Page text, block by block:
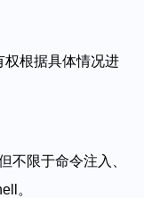
权根据具体情况进
不限于命令注入、
。